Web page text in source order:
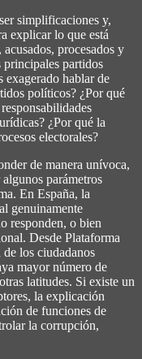
simplificaciones y,
explicar lo que está
procesados y
principales partidos
exagerado hablar de
políticos? ¿Por qué
¿Por qué la
electorales?
de manera unívoca,
parámetros
En España, la
genuinamente
responden, o bien
Desde Plataforma
los ciudadanos
mayor número de
latitudes. Si existe un
la explicación
de funciones de
la corrupción,